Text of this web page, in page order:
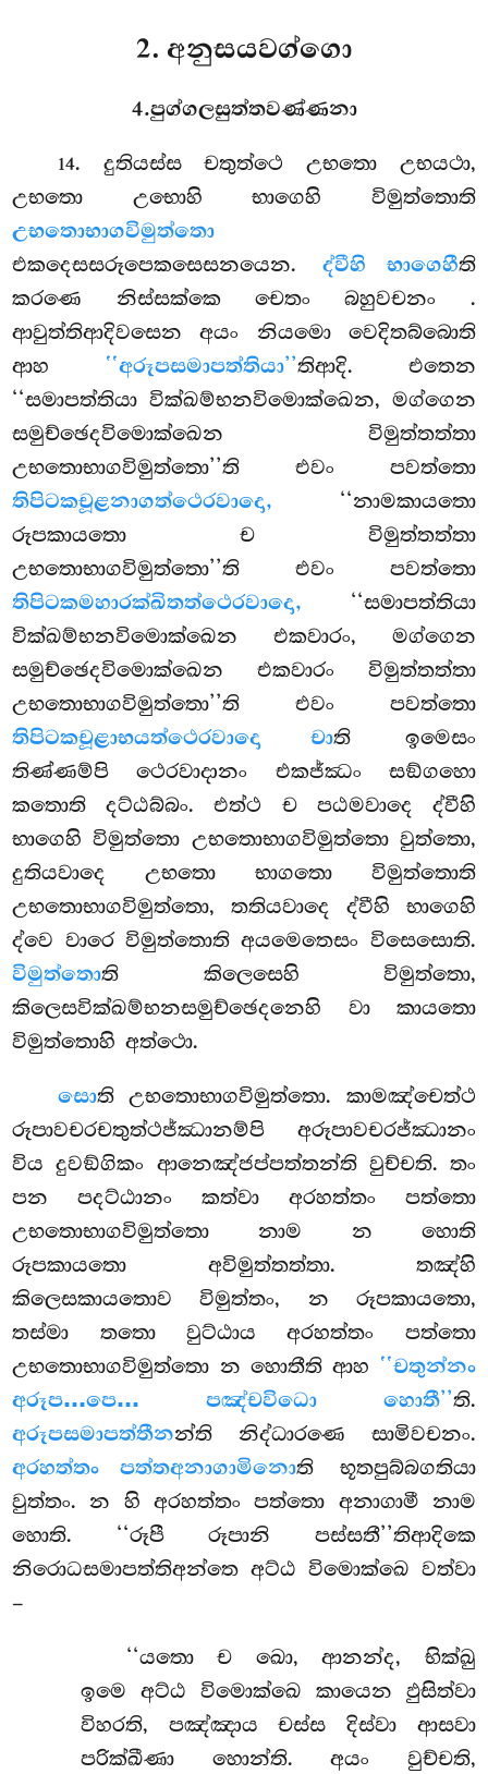
2. අනුසයවග්ගො
4.පුග්ගලසුත්තවණ්ණනා
14. දුතියස්සචතුත්ථෙ උභතො උභයථා,
උභතො උභොහි භාගෙහි විමුත්තොති
උභතොභාගවිමුත්තො
එකදෙසසරූපෙකසෙසනයෙන. ද්වීහි භාගෙහීති
කරණෙ නිස්සක්කෙ චෙතං බහුවචනං .
ආවුත්තිආදිවසෙන අයං නියමො වෙදිතබ්බොති
ආහ ‘‘අරූපසමාපත්තියා’’තිආදි. එතෙන
‘‘සමාපත්තියා වික්ඛම්භනවිමොක්ඛෙන, මග්ගෙන
සමුච්ඡෙදවිමොක්ඛෙන විමුත්තත්තා
උභතොභාගවිමුත්තො’’ති එවං පවත්තො
තිපිටකචූළනාගත්ථෙරවාදො, ‘‘නාමකායතො
රූපකායතො ච විමුත්තත්තා
උභතොභාගවිමුත්තො’’ති එවං පවත්තො
තිපිටකමහාරක්ඛිතත්ථෙරවාදො, ‘‘සමාපත්තියා
වික්ඛම්භනවිමොක්ඛෙන එකවාරං, මග්ගෙන
සමුච්ඡෙදවිමොක්ඛෙන එකවාරං විමුත්තත්තා
උභතොභාගවිමුත්තො’’ති එවං පවත්තො
තිපිටකචූළාභයත්ථෙරවාදො චාති ඉමෙසං
තිණ්ණම්පි ථෙරවාදානං එකජ්ඣං සඞ්ගහො
කතොති දට්ඨබ්බං. එත්ථ ච පඨමවාදෙ ද්වීහි
භාගෙහි විමුත්තො උභතොභාගවිමුත්තො වුත්තො,
දුතියවාදෙ උභතො භාගතො විමුත්තොති
උභතොභාගවිමුත්තො, තතියවාදෙ ද්වීහි භාගෙහි
ද්වෙ වාරෙ විමුත්තොති අයමෙතෙසං විසෙසොති.
විමුත්තොති කිලෙසෙහි විමුත්තො,
කිලෙසවික්ඛම්භනසමුච්ඡෙදනෙහි වා කායතො
විමුත්තොහි අත්ථො.
සොති උභතොභාගවිමුත්තො. කාමඤ්චෙත්ථ
රූපාවචරචතුත්ථජ්ඣානම්පි අරූපාවචරජ්ඣානං
විය දුවඞ්ගිකං ආනෙඤ්ජප්පත්තන්ති වුච්චති. තං
පන පදට්ඨානං කත්වා අරහත්තං පත්තො
උභතොභාගවිමුත්තො නාම න හොති
රූපකායතො අවිමුත්තත්තා. තඤ්හි
කිලෙසකායතොව විමුත්තං, න රූපකායතො,
තස්මා තතො වුට්ඨාය අරහත්තං පත්තො
උභතොභාගවිමුත්තො න හොතීති ආහ ‘‘චතුන්නං
අරූප…පෙ… පඤ්චවිධො හොතී’’ති.
අරූපසමාපත්තීනන්ති නිද්ධාරණෙ සාමිවචනං.
අරහත්තං පත්තඅනාගාමිනොති භූතපුබ්බගතියා
වුත්තං. න හි අරහත්තං පත්තො අනාගාමී නාම
හොති. ‘‘රූපී රූපානි පස්සතී’’තිආදිකෙ
නිරොධසමාපත්තිඅන්තෙ අට්ඨ විමොක්ඛෙ වත්වා
–
‘‘යතො ච ඛො, ආනන්ද, භික්ඛු
ඉමෙ අට්ඨ විමොක්ඛෙ කායෙන ඵුසිත්වා
විහරති, පඤ්ඤාය චස්ස දිස්වා ආසවා
පරික්ඛීණා හොන්ති. අයං වුච්චති,